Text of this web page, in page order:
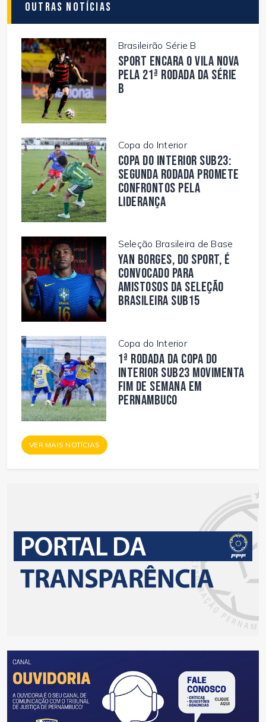
Outras Notícias
Brasileirão Série B
Sport encara o Vila Nova
pela 21ª rodada da Série
B
Copa do Interior
Copa do Interior Sub23:
segunda rodada promete
confrontos pela
liderança
Seleção Brasileira de Base
Yan Borges, do Sport, é
convocado para
amistosos da Seleção
Brasileira Sub15
Copa do Interior
1ª rodada da Copa do
Interior Sub23 movimenta
fim de semana em
Pernambuco
VER MAIS NOTÍCIAS